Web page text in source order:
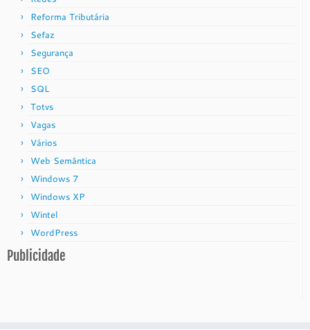
Reforma Tributária
Sefaz
Segurança
SEO
SQL
Totvs
Vagas
Vários
Web Semântica
Windows 7
Windows XP
Wintel
WordPress
Publicidade